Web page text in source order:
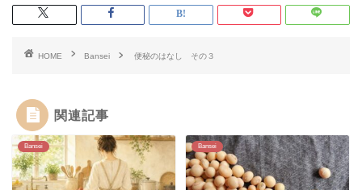
HOME Bansei 便秘のはなし その３
関連記事
Bansei Bansei